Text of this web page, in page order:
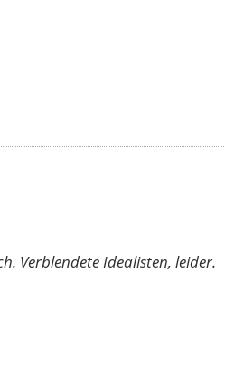
Verblendete Idealisten, leider.